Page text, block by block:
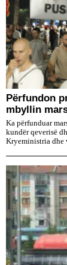
Përfundon
mbyllin
Ka përfunduar
kundër qeverisë
Kryeministria dhe